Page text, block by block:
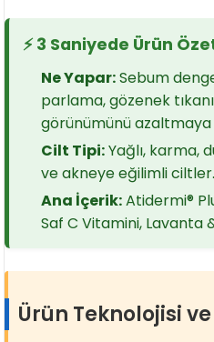
⚡ 3 Saniyede Ürün
Ne Yapar:Sebum
parlama, gözenek
görünümünü azaltmaya
Cilt Tipi:Yağlı, karma,
ve akneye eğilimli ciltler.
Ana İçerik:Atidermi®
Saf C Vitamini, Lavanta
Ürün Teknolojisi